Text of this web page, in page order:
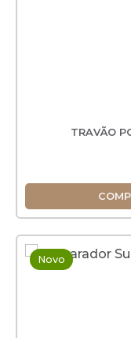
TRAVÃO
Novo